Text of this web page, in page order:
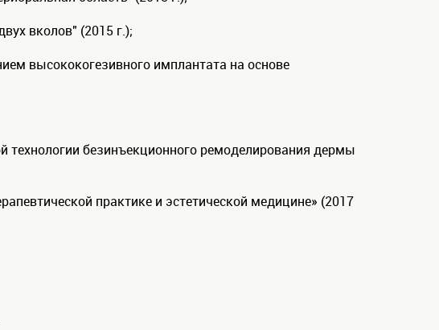
вколов" (2015 г.);
высококогезивного имплантата на основе
технологии безинъекционного ремоделирования дермы
практике и эстетической медицине» (2017